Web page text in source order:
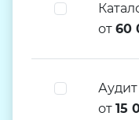
от 60
Аудит
от 15